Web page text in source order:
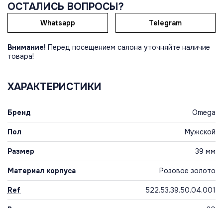
ОСТАЛИСЬ ВОПРОСЫ?
Whatsapp Telegram
Внимание! Перед посещением салона уточняйте наличие
товара!
ХАРАКТЕРИСТИКИ
Бренд Omega
Пол Мужской
Размер 39 мм
Материал корпуса Розовое золото
Ref 522.53.39.50.04.001